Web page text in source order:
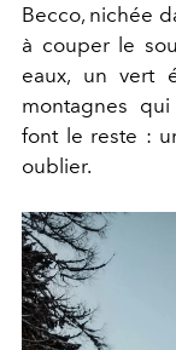
Becco, nichée
à couper le
eaux, un vert
montagnes
font le reste :
oublier.